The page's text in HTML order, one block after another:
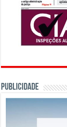
PUBLICIDADE